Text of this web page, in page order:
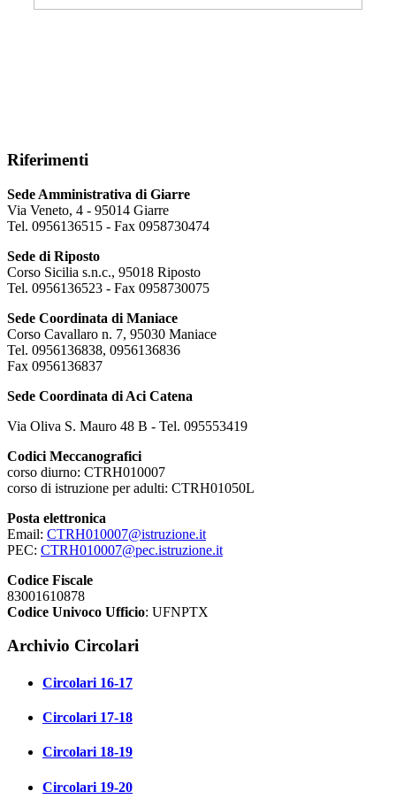
Riferimenti
Sede Amministrativa di Giarre
Via Veneto, 4 - 95014 Giarre
Tel. 0956136515 - Fax 0958730474
Sede di Riposto
Corso Sicilia s.n.c., 95018 Riposto
Tel. 0956136523 - Fax 0958730075
Sede Coordinata di Maniace
Corso Cavallaro n. 7, 95030 Maniace
Tel. 0956136838, 0956136836
Fax 0956136837
Sede Coordinata di Aci Catena
Via Oliva S. Mauro 48 B - Tel. 095553419
Codici Meccanografici
corso diurno: CTRH010007
corso di istruzione per adulti: CTRH01050L
Posta elettronica
Email: CTRH010007@istruzione.it
PEC: CTRH010007@pec.istruzione.it
Codice Fiscale
83001610878
Codice Univoco Ufficio: UFNPTX
Archivio Circolari
Circolari 16-17
Circolari 17-18
Circolari 18-19
Circolari 19-20